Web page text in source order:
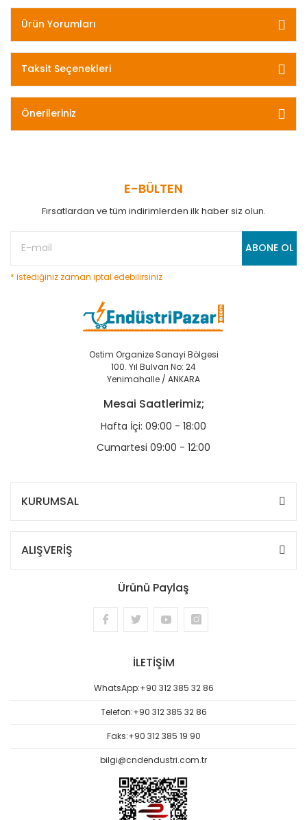
Ürün Yorumları
Taksit Seçenekleri
Önerileriniz
E-BÜLTEN
Fırsatlardan ve tüm indirimlerden ilk haber siz olun.
ABONE OL
* istediğiniz zaman iptal edebilirsiniz
Ostim Organize Sanayi Bölgesi
100. Yıl Bulvarı No: 24
Yenimahalle / ANKARA
Mesai Saatlerimiz;
Hafta İçi: 09:00 - 18:00
Cumartesi 09:00 - 12:00
KURUMSAL
ALIŞVERİŞ
Ürünü Paylaş
İLETİŞİM
WhatsApp:+90 312 385 32 86
Telefon:+90 312 385 32 86
Faks:+90 312 385 19 90
bilgi@cndendustri.com.tr